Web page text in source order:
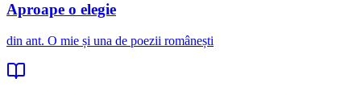
Aproape o elegie
din ant. O mie și una de poezii românești